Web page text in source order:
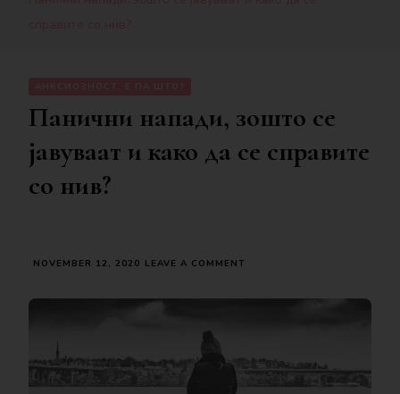
Панични напади, зошто се
јавуваат и како да се справите
со нив?
NOVEMBER 12, 2020 LEAVE A COMMENT